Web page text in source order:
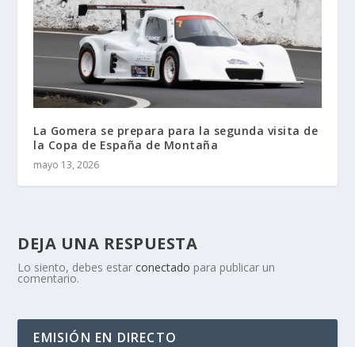
La Gomera se prepara para la segunda visita de
la Copa de España de Montaña
mayo 13, 2026
DEJA UNA RESPUESTA
Lo siento, debes estarconectado para publicar un
comentario.
EMISIÓN EN DIRECTO